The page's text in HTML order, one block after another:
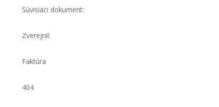
Súvisiaci dokument:
Zverejnil:
Faktúra
404